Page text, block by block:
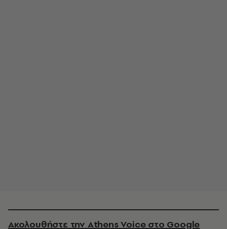
Ακολουθήστε την Athens Voice στο Google